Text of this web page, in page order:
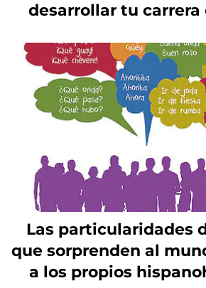
desarrollar tu carrera
Las particularidades
que sorprenden al
a los propios